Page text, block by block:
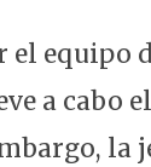
equipo
a cabo
la